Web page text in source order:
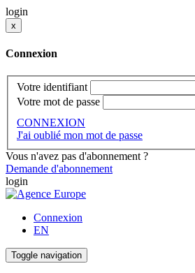
login
x
Connexion
Votre identifiant
Votre mot de passe
CONNEXION
J'ai oublié mon mot de passe
Vous n'avez pas d'abonnement ?
Demande d'abonnement
login
Connexion
EN
Toggle navigation